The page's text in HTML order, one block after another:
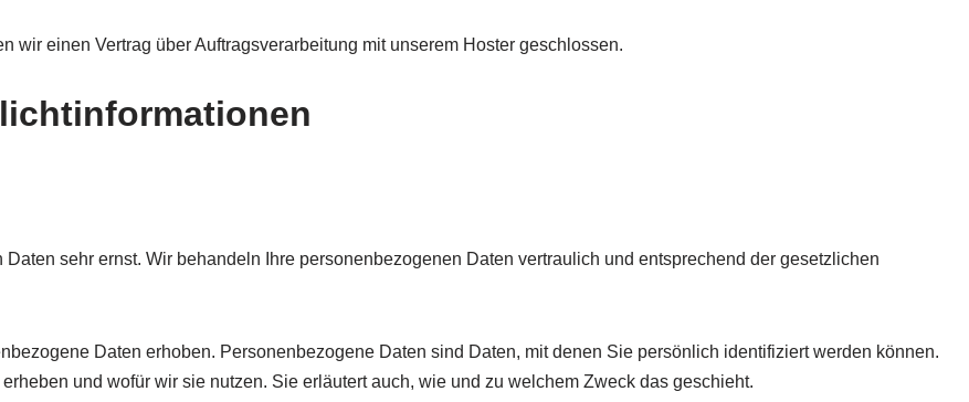
wir einen Vertrag über Auftragsverarbeitung mit unserem Hoster geschlossen.
sehr ernst. Wir behandeln Ihre personenbezogenen Daten vertraulich und entsprechend der gesetzlichen
Daten erhoben. Personenbezogene Daten sind Daten, mit denen Sie persönlich identifiziert werden können.
und wofür wir sie nutzen. Sie erläutert auch, wie und zu welchem Zweck das geschieht.